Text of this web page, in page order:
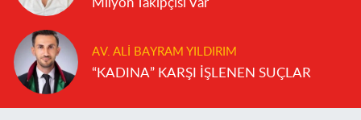
Milyon Takipçisi Var
AV. ALI BAYRAM YILDIRIM
“KADINA” KARŞI İŞLENEN SUÇLAR